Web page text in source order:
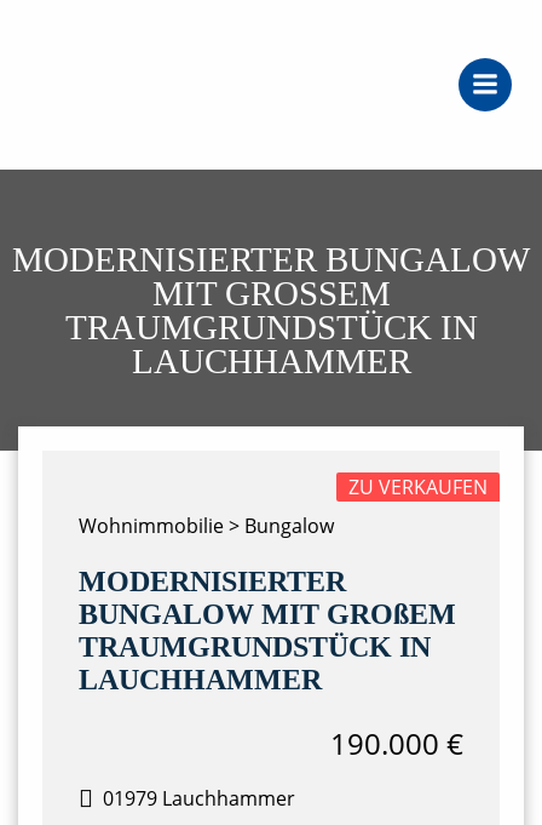
MODERNISIERTER BUNGALOW
MIT GROSSEM T
RAUMGRUNDSTÜCK IN L
AUCHHAMMER
Wohnimmobilie > Bungalow
ZU VERKAUFEN
MODERNISIERTER
BUNGALOW MIT GROßEM
TRAUMGRUNDSTÜCK IN
LAUCHHAMMER
01979 Lauchhammer
190.000 €